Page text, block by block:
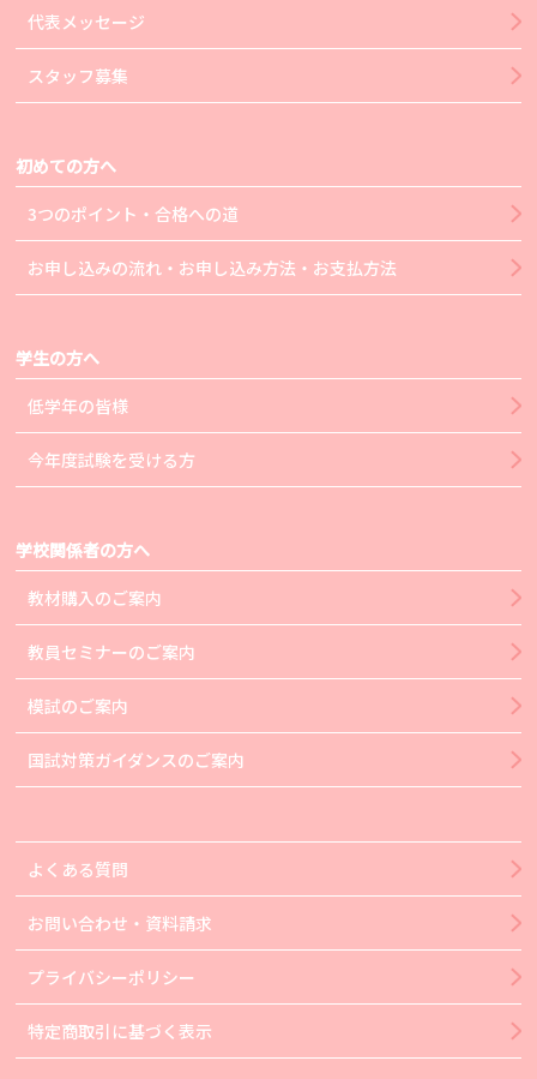
代表メッセージ
スタッフ募集
初めての方へ
3つのポイント・合格への道
お申し込みの流れ・お申し込み方法・お支払方法
学生の方へ
低学年の皆様
今年度試験を受ける方
学校関係者の方へ
教材購入のご案内
教員セミナーのご案内
模試のご案内
国試対策ガイダンスのご案内
よくある質問
お問い合わせ・資料請求
プライバシーポリシー
特定商取引に基づく表示